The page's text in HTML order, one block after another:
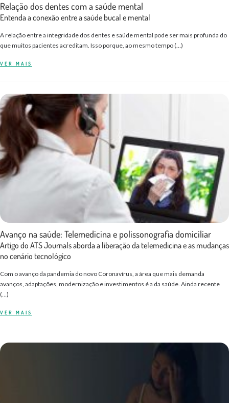
Relação dos dentes com a saúde mental
Entenda a conexão entre a saúde bucal e mental
A relação entre a integridade dos dentes e saúde mental pode ser mais profunda do
que muitos pacientes acreditam. Isso porque, ao mesmo tempo (…)
VER MAIS
Avanço na saúde: Telemedicina e polissonografia domiciliar
Artigo do ATS Journals aborda a liberação da telemedicina e as mudanças
no cenário tecnológico
Com o avanço da pandemia do novo Coronavírus, a área que mais demanda
avanços, adaptações, modernização e investimentos é a da saúde. Ainda recente
(…)
VER MAIS